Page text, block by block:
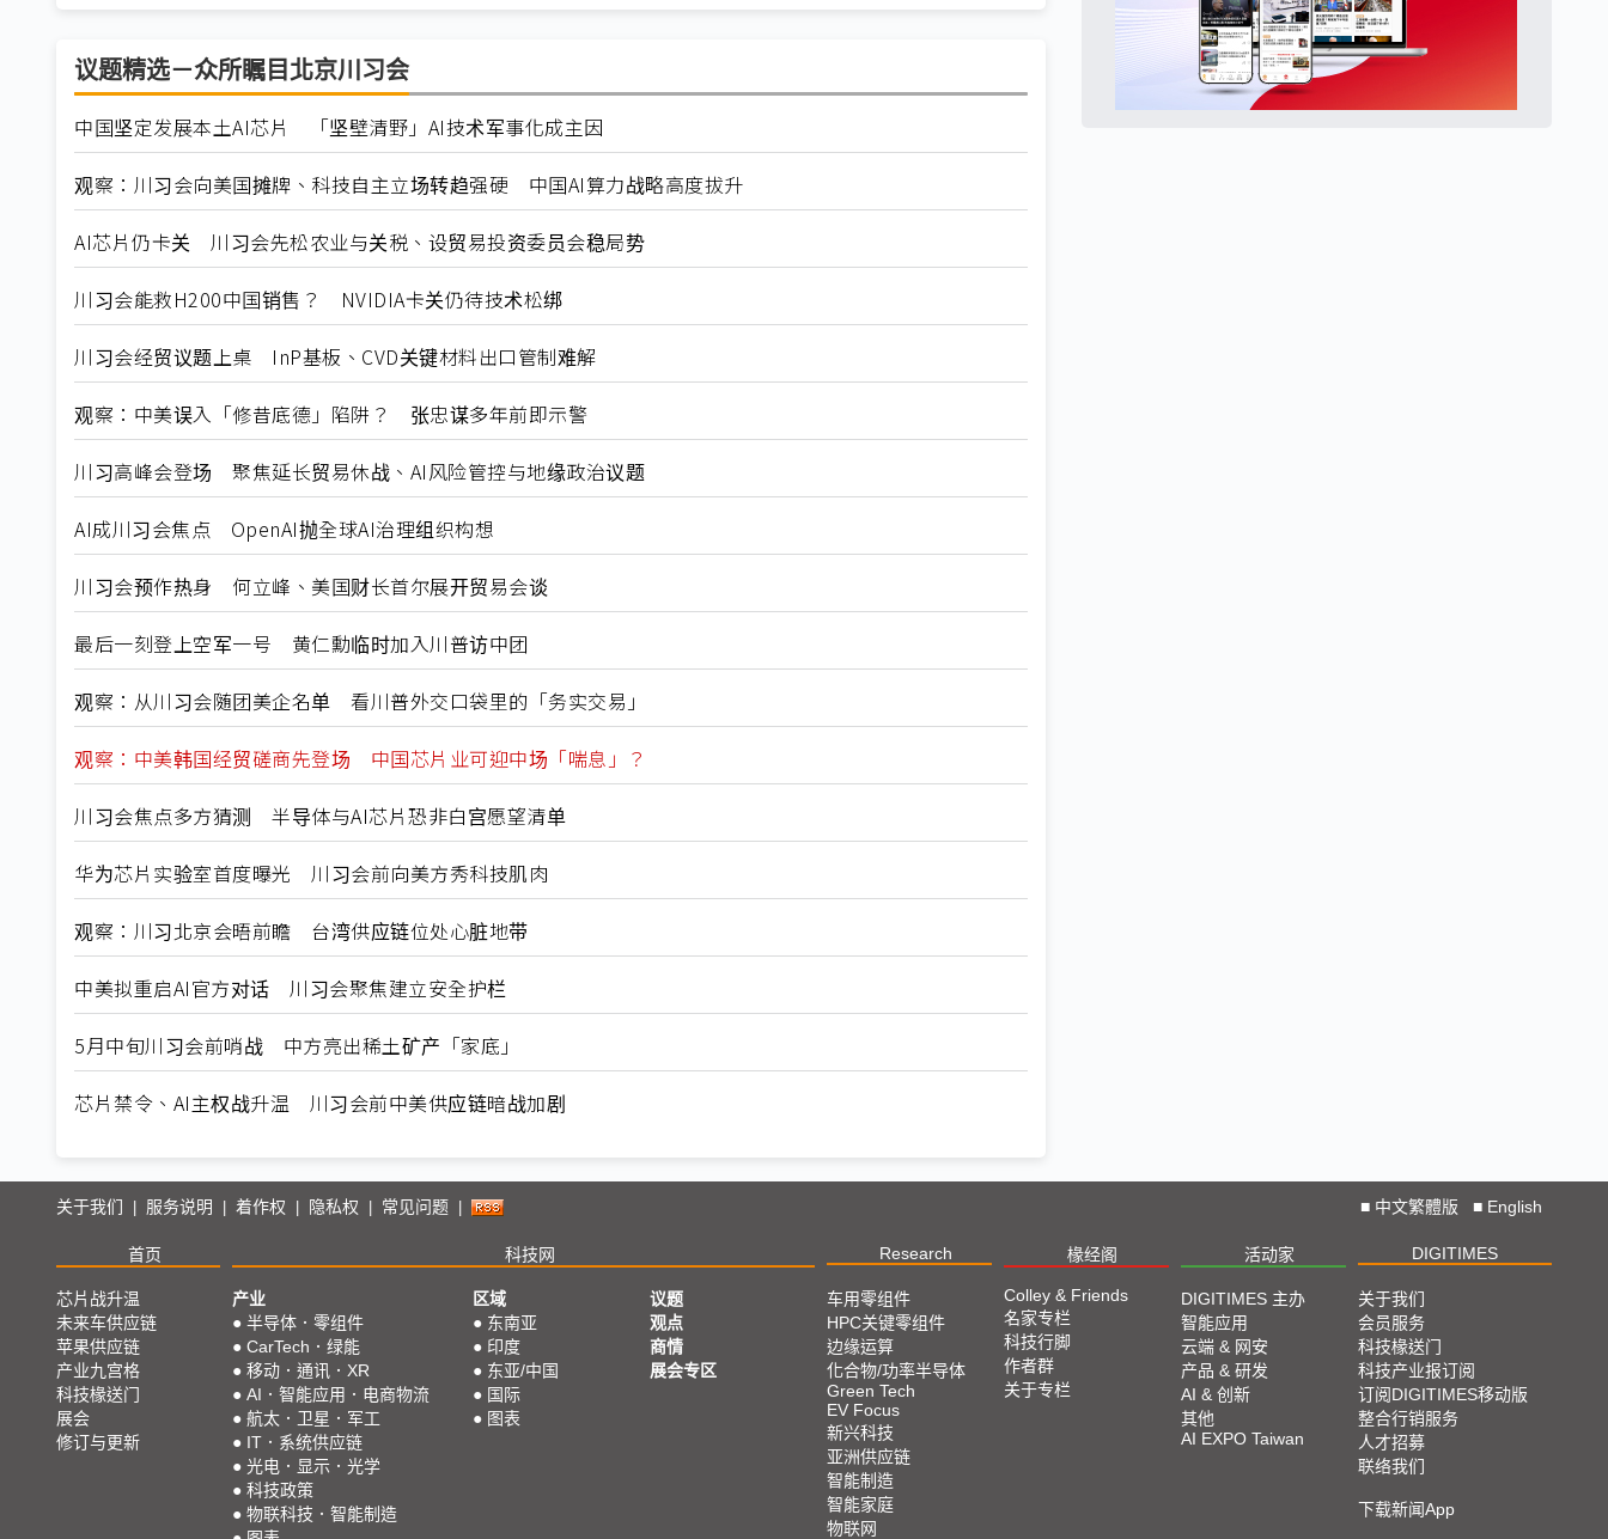
议题精选－众所瞩目北京川习会
中国坚定发展本土AI芯片 「坚壁清野」AI技术军事化成主因
观察：川习会向美国摊牌、科技自主立场转趋强硬 中国AI算力战略高度拔升
AI芯片仍卡关 川习会先松农业与关税、设贸易投资委员会稳局势
川习会能救H200中国销售？ NVIDIA卡关仍待技术松绑
川习会经贸议题上桌 InP基板、CVD关键材料出口管制难解
观察：中美误入「修昔底德」陷阱？ 张忠谋多年前即示警
川习高峰会登场 聚焦延长贸易休战、AI风险管控与地缘政治议题
AI成川习会焦点 OpenAI抛全球AI治理组织构想
川习会预作热身 何立峰、美国财长首尔展开贸易会谈
最后一刻登上空军一号 黄仁勳临时加入川普访中团
观察：从川习会随团美企名单 看川普外交口袋里的「务实交易」
观察：中美韩国经贸磋商先登场 中国芯片业可迎中场「喘息」？
川习会焦点多方猜测 半导体与AI芯片恐非白宫愿望清单
华为芯片实验室首度曝光 川习会前向美方秀科技肌肉
观察：川习北京会晤前瞻 台湾供应链位处心脏地带
中美拟重启AI官方对话 川习会聚焦建立安全护栏
5月中旬川习会前哨战 中方亮出稀土矿产「家底」
芯片禁令、AI主权战升温 川习会前中美供应链暗战加剧
关于我们 服务说明 着作权 隐私权 常见问题 ■ 中文繁體版 ■ English
首页 科技网 Research 椽经阁 活动家 DIGITIMES
芯片战升温
未来车供应链
苹果供应链
产业九宫格
科技椽送门
展会
修订与更新
产业
● 半导体．零组件
● CarTech．绿能
● 移动．通讯．XR
● AI．智能应用．电商物流
● 航太．卫星．军工
● IT．系统供应链
● 光电．显示．光学
● 科技政策
● 物联科技．智能制造
区域
● 东南亚
● 印度
● 东亚/中国
● 国际
● 图表
议题
观点
商情
展会专区
车用零组件
HPC关键零组件
边缘运算
化合物/功率半导体
Green Tech
EV Focus
新兴科技
亚洲供应链
智能制造
智能家庭
物联网
Colley & Friends
名家专栏
科技行脚
作者群
关于专栏
DIGITIMES 主办
智能应用
云端 & 网安
产品 & 研发
AI & 创新
其他
AI EXPO Taiwan
关于我们
会员服务
科技椽送门
科技产业报订阅
订阅DIGITIMES移动版
整合行销服务
人才招募
联络我们
下载新闻App